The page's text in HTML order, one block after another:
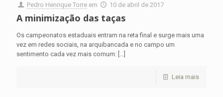
Pedro Henrique Torre em 10 de abril de 2017
A minimização das taças
Os campeonatos estaduais entram na reta final e surge mais uma
vez em redes sociais, na arquibancada e no campo um
sentimento cada vez mais comum:
Leia mais